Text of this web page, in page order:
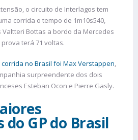
o circuito de Interlagos tem
corrida o tempo de 1m10s540,
Bottas a bordo da Mercedes
prova terá 71 voltas.
corrida no Brasil foi Max Verstappen,
surpreendente dos dois
Esteban Ocon e Pierre Gasly.
do GP do Brasil